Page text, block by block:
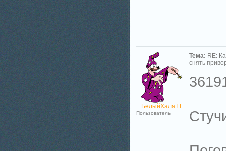
БелыйХалаТТ
Пользователь
Тема: RE:
снять